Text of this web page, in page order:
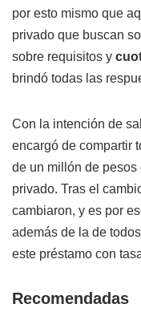
por esto mismo que
privado que buscan
sobre requisitos y
brindó todas las
Con la intención de
encargó de compartir
de un millón de
privado. Tras el
cambiaron, y es por
además de la de
este préstamo con
Recomendadas